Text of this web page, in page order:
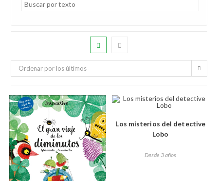
Ordenar por los últimos
Los misterios del detective
Lobo
Desde 3 años